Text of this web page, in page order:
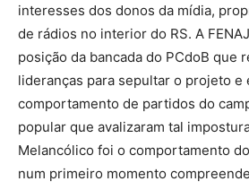
interesses dos donos da mídia,
de rádios no interior do RS. A
posição da bancada do PCdoB que
lideranças para sepultar o projeto e
comportamento de partidos do
popular que avalizaram tal
Melancólico foi o comportamento
num primeiro momento